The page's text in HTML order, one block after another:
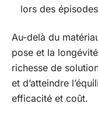
lors des
Au-delà du
pose et la
richesse de
et d’atteindre
efficacité et coût.